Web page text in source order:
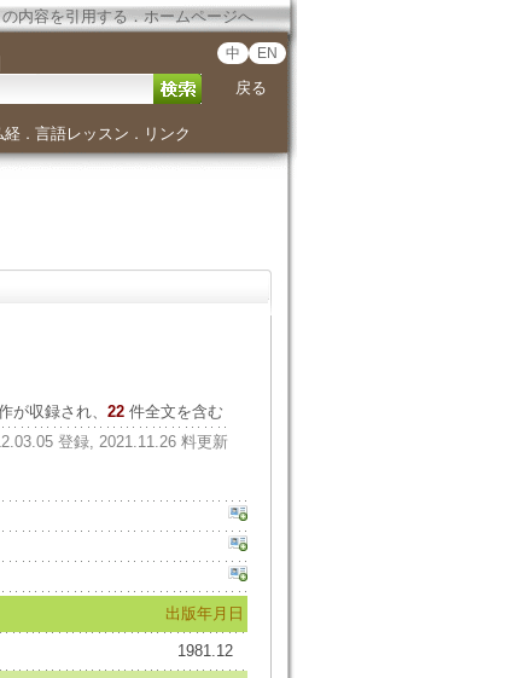
内容を引用する．ホームページへ
中 EN
戻る
経． 言語レッスン ． リンク
が収録され、 22件全文を含む
登録, 2021.11.26 料更新
出版年月日
1981.12